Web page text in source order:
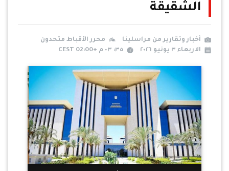
الشقيقة
أخبار وتقارير من مراسلينا
محرر الأقباط متحدون
الاربعاء ٣ يونيو ٢٠٢٦
٣٥: ٠٣ م +02:00 CEST